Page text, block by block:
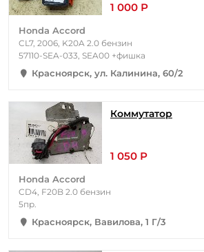
1 000 Р
Honda Accord
CL7, 2006, K20A 2.0 бензин
57110-SEA-033, SEA00 +фишка
Красноярск, ул. Калинина, 60/2
Коммутатор
1 050 Р
Honda Accord
CD4, F20B 2.0 бензин
5пр.
Красноярск, Вавилова, 1 Г/3